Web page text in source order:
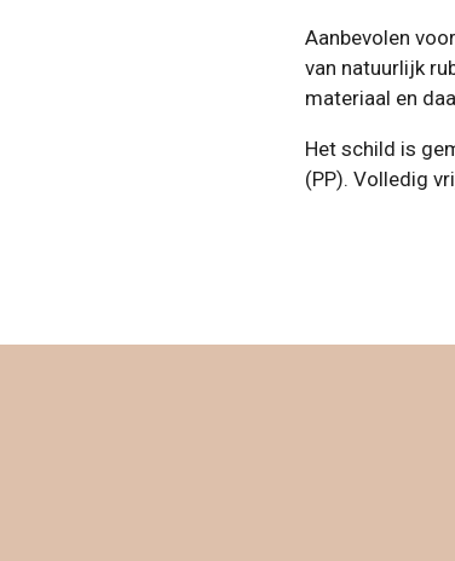
Aanbevolen
van natuurlijk
materiaal en
Het schild is
(PP). Volledig